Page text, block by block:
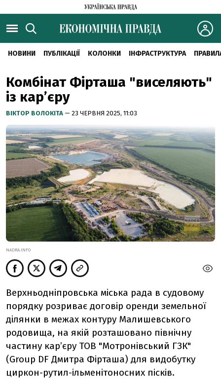
НОВИНИ ПУБЛІКАЦІЇ КОЛОНКИ ІНФРАСТРУКТУРА
Комбінат Фірташа "виселяють"
із карʼєру
ВІКТОР ВОЛОКІТА — 23 ЧЕРВНЯ 2025, 11:03
NADRA.INFO
Верхньодніпровська міська рада в судовому
порядку розриває договір оренди земельної
ділянки в межах контуру Малишевського
родовища, на якій розташовано північну
частину карʼєру ТОВ "Мотронівський ГЗК"
(Group DF Дмитра Фірташа) для видобутку
циркон-рутил-ільменітоносних пісків.